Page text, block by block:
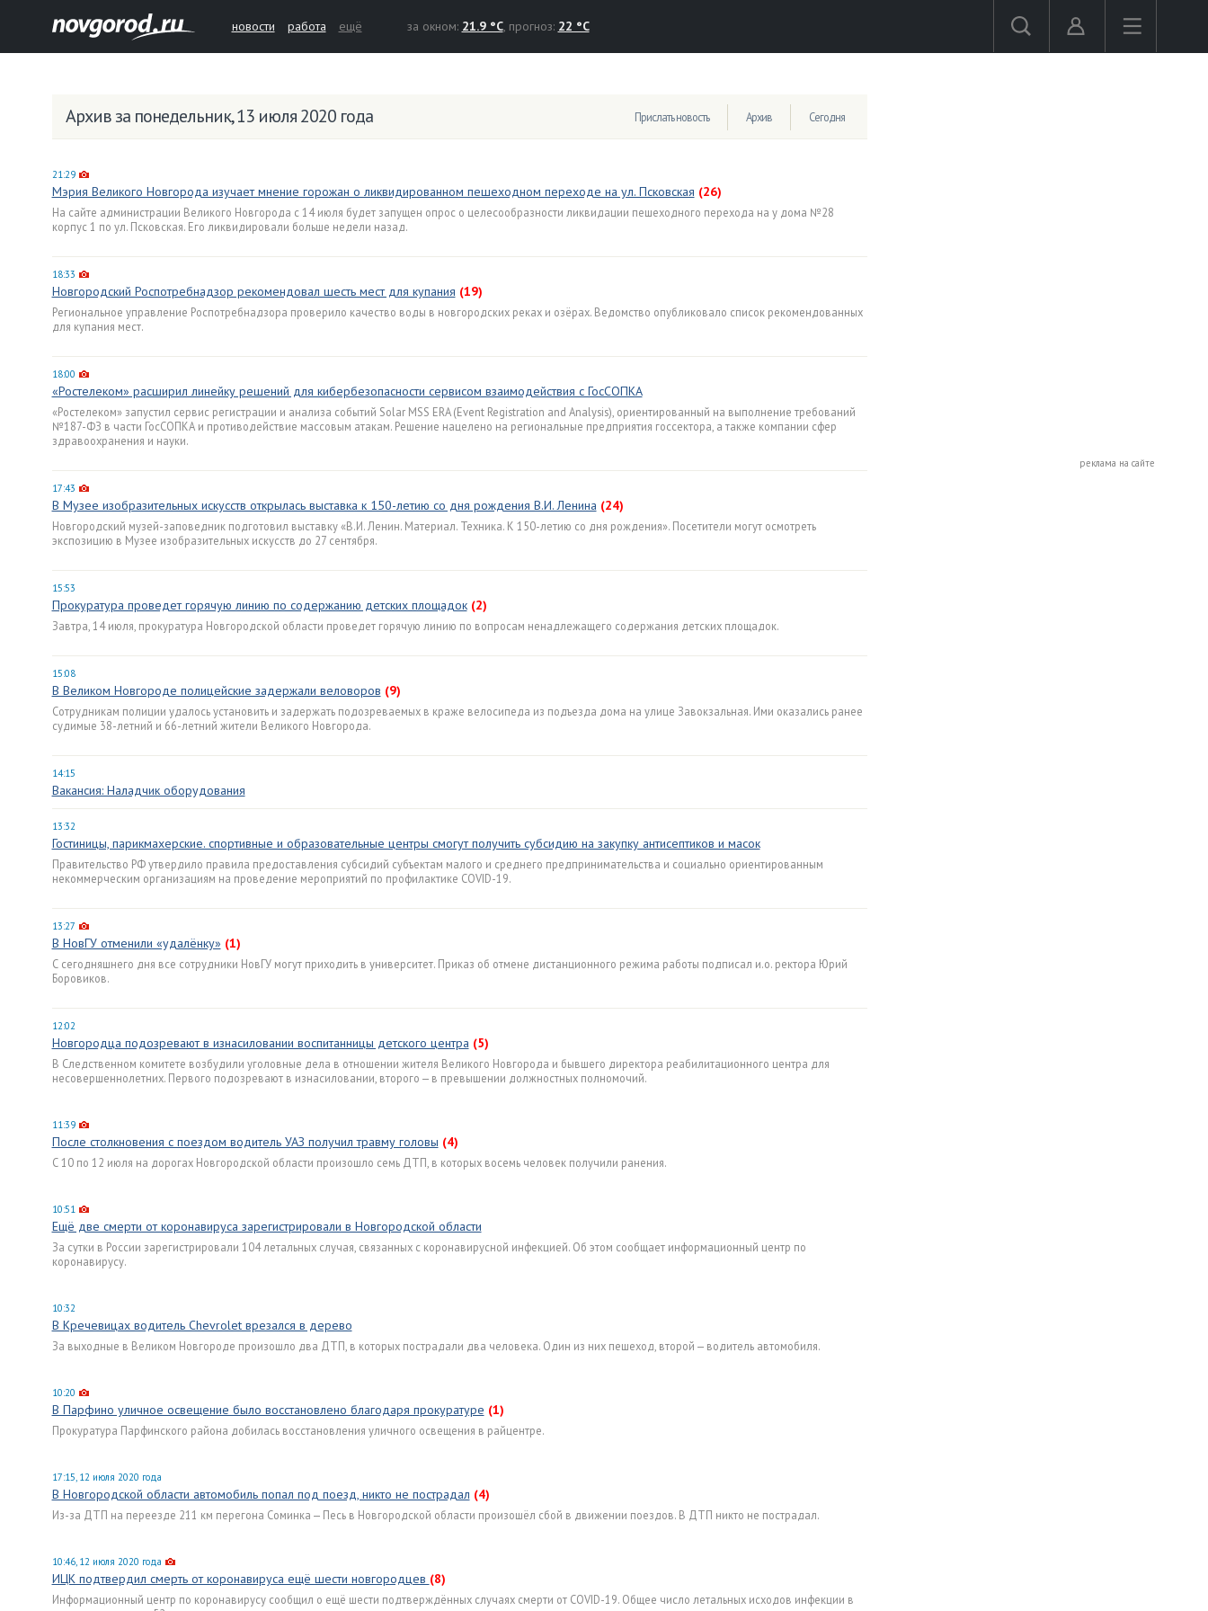
новости работа ещё за окном: 21.9 °C, прогноз: 22 °C
Архив за понедельник, 13 июля 2020 года Прислать новость Архив Сегодня
21:29
Мэрия Великого Новгорода изучает мнение горожан о ликвидированном пешеходном переходе на ул. Псковская (26)
На сайте администрации Великого Новгорода с 14 июля будет запущен опрос о целесообразности ликвидации пешеходного перехода на у дома №28
корпус 1 по ул. Псковская. Его ликвидировали больше недели назад.
18:33
Новгородский Роспотребнадзор рекомендовал шесть мест для купания (19)
Региональное управление Роспотребнадзора проверило качество воды в новгородских реках и озёрах. Ведомство опубликовало список рекомендованных
для купания мест.
18:00
«Ростелеком» расширил линейку решений для кибербезопасности сервисом взаимодействия с ГосСОПКА
«Ростелеком» запустил сервис регистрации и анализа событий Solar MSS ERA (Event Registration and Analysis), ориентированный на выполнение требований
№187-ФЗ в части ГосСОПКА и противодействие массовым атакам. Решение нацелено на региональные предприятия госсектора, а также компании сфер
здравоохранения и науки.
17:43
В Музее изобразительных искусств открылась выставка к 150-летию со дня рождения В.И. Ленина (24)
Новгородский музей-заповедник подготовил выставку «В.И. Ленин. Материал. Техника. К 150-летию со дня рождения». Посетители могут осмотреть
экспозицию в Музее изобразительных искусств до 27 сентября.
15:53
Прокуратура проведет горячую линию по содержанию детских площадок (2)
Завтра, 14 июля, прокуратура Новгородской области проведет горячую линию по вопросам ненадлежащего содержания детских площадок.
15:08
В Великом Новгороде полицейские задержали веловоров (9)
Сотрудникам полиции удалось установить и задержать подозреваемых в краже велосипеда из подъезда дома на улице Завокзальная. Ими оказались ранее
судимые 38-летний и 66-летний жители Великого Новгорода.
14:15
Вакансия: Наладчик оборудования
13:32
Гостиницы, парикмахерские. спортивные и образовательные центры смогут получить субсидию на закупку антисептиков и масок
Правительство РФ утвердило правила предоставления субсидий субъектам малого и среднего предпринимательства и социально ориентированным
некоммерческим организациям на проведение мероприятий по профилактике COVID-19.
13:27
В НовГУ отменили «удалёнку» (1)
С сегодняшнего дня все сотрудники НовГУ могут приходить в университет. Приказ об отмене дистанционного режима работы подписал и.о. ректора Юрий
Боровиков.
12:02
Новгородца подозревают в изнасиловании воспитанницы детского центра (5)
В Следственном комитете возбудили уголовные дела в отношении жителя Великого Новгорода и бывшего директора реабилитационного центра для
несовершеннолетних. Первого подозревают в изнасиловании, второго — в превышении должностных полномочий.
11:39
После столкновения с поездом водитель УАЗ получил травму головы (4)
С 10 по 12 июля на дорогах Новгородской области произошло семь ДТП, в которых восемь человек получили ранения.
10:51
Ещё две смерти от коронавируса зарегистрировали в Новгородской области
За сутки в России зарегистрировали 104 летальных случая, связанных с коронавирусной инфекцией. Об этом сообщает информационный центр по
коронавирусу.
10:32
В Кречевицах водитель Chevrolet врезался в дерево
За выходные в Великом Новгороде произошло два ДТП, в которых пострадали два человека. Один из них пешеход, второй — водитель автомобиля.
10:20
В Парфино уличное освещение было восстановлено благодаря прокуратуре (1)
Прокуратура Парфинского района добилась восстановления уличного освещения в райцентре.
17:15, 12 июля 2020 года
В Новгородской области автомобиль попал под поезд, никто не пострадал (4)
Из-за ДТП на переезде 211 км перегона Соминка — Песь в Новгородской области произошёл сбой в движении поездов. В ДТП никто не пострадал.
10:46, 12 июля 2020 года
ИЦК подтвердил смерть от коронавируса ещё шести новгородцев (8)
Информационный центр по коронавирусу сообщил о ещё шести подтверждённых случаях смерти от COVID-19. Общее число летальных исходов инфекции в
реклама на сайте